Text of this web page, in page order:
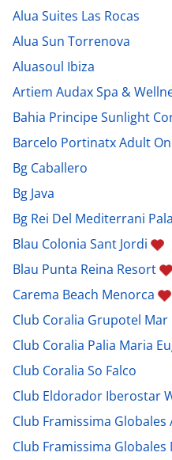
Alua Suites Las Rocas
Alua Sun Torrenova
Aluasoul Ibiza
Artiem Audax Spa &
Bahia Principe Sunlight
Barcelo Portinatx Adult
Bg Caballero
Bg Java
Bg Rei Del Mediterrani
Blau Colonia Sant Jordi
Blau Punta Reina Resort
Carema Beach Menorca
Club Coralia Grupotel Mar
Club Coralia Palia Maria
Club Coralia So Falco
Club Eldorador Iberostar
Club Framissima
Club Framissima Globales